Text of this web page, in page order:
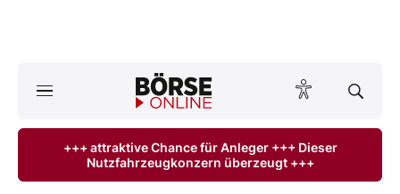
ktuelle Ausgabe BÖRSE ONLINE lesen
+++ attraktive Chance für Anleger +++ Dieser
Nutzfahrzeugkonzern überzeugt +++